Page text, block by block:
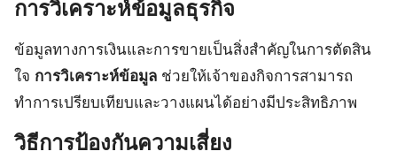
การวิเคราะห์ข้อมูลธุรกิจ
ข้อมูลทางการเงินและการขายเป็นสิ่งสำคัญในการตัดสิน
ใจ การวิเคราะห์ข้อมูล ช่วยให้เจ้าของกิจการสามารถ
ทำการเปรียบเทียบและวางแผนได้อย่างมีประสิทธิภาพ
วิธีการป้องกันความเสี่ยง